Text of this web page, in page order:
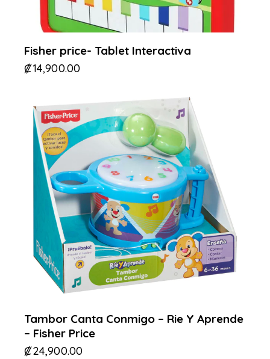
Fisher price- Tablet Interactiva
₡14,900.00
Tambor Canta Conmigo – Rie Y Aprende
– Fisher Price
₡24,900.00